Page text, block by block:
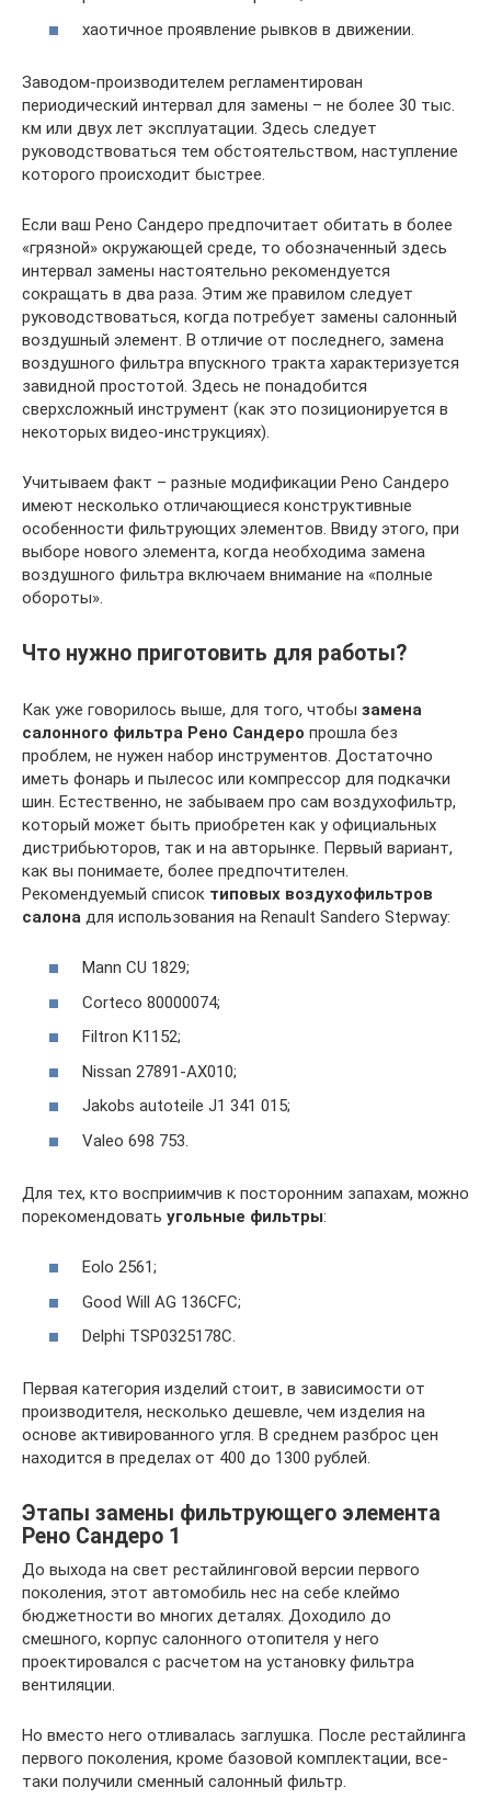
хаотичное проявление рывков в движении.
Заводом-производителем регламентирован
периодический интервал для замены – не более 30 тыс.
км или двух лет эксплуатации. Здесь следует
руководствоваться тем обстоятельством, наступление
которого происходит быстрее.
Если ваш Рено Сандеро предпочитает обитать в более
«грязной» окружающей среде, то обозначенный здесь
интервал замены настоятельно рекомендуется
сокращать в два раза. Этим же правилом следует
руководствоваться, когда потребует замены салонный
воздушный элемент. В отличие от последнего, замена
воздушного фильтра впускного тракта характеризуется
завидной простотой. Здесь не понадобится
сверхсложный инструмент (как это позиционируется в
некоторых видео-инструкциях).
Учитываем факт – разные модификации Рено Сандеро
имеют несколько отличающиеся конструктивные
особенности фильтрующих элементов. Ввиду этого, при
выборе нового элемента, когда необходима замена
воздушного фильтра включаем внимание на «полные
обороты».
Что нужно приготовить для работы?
Как уже говорилось выше, для того, чтобы замена
салонного фильтра Рено Сандеро прошла без
проблем, не нужен набор инструментов. Достаточно
иметь фонарь и пылесос или компрессор для подкачки
шин. Естественно, не забываем про сам воздухофильтр,
который может быть приобретен как у официальных
дистрибьюторов, так и на авторынке. Первый вариант,
как вы понимаете, более предпочтителен.
Рекомендуемый список типовых воздухофильтров
салона для использования на Renault Sandero Stepway:
Mann CU 1829;
Corteco 80000074;
Filtron K1152;
Nissan 27891-AX010;
Jakobs autoteile J1 341 015;
Valeo 698 753.
Для тех, кто восприимчив к посторонним запахам, можно
порекомендовать угольные фильтры:
Eolo 2561;
Good Will AG 136CFC;
Delphi TSP0325178C.
Первая категория изделий стоит, в зависимости от
производителя, несколько дешевле, чем изделия на
основе активированного угля. В среднем разброс цен
находится в пределах от 400 до 1300 рублей.
Этапы замены фильтрующего элемента
Рено Сандеро 1
До выхода на свет рестайлинговой версии первого
поколения, этот автомобиль нес на себе клеймо
бюджетности во многих деталях. Доходило до
смешного, корпус салонного отопителя у него
проектировался с расчетом на установку фильтра
вентиляции.
Но вместо него отливалась заглушка. После рестайлинга
первого поколения, кроме базовой комплектации, все-
таки получили сменный салонный фильтр.